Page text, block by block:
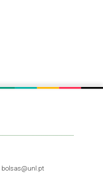
bolsas@unl.pt